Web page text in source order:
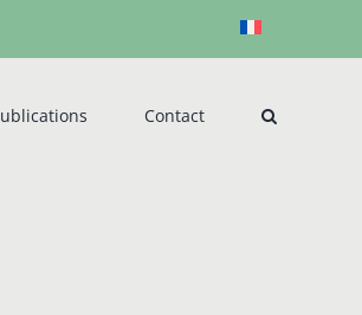
Contact